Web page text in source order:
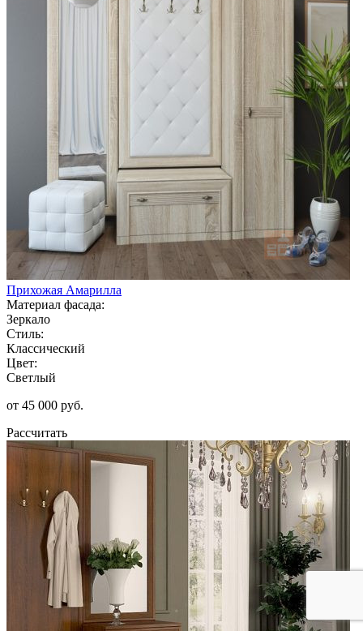
Прихожая Амарилла
Материал фасада:
Зеркало
Стиль:
Классический
Цвет:
Светлый
от 45 000 руб.
Рассчитать